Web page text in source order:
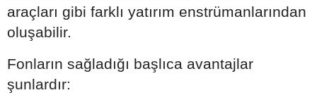
araçları gibi farklı yatırım enstrümanlarından
oluşabilir.
Fonların sağladığı başlıca avantajlar
şunlardır: